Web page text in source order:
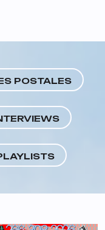
POSTALES